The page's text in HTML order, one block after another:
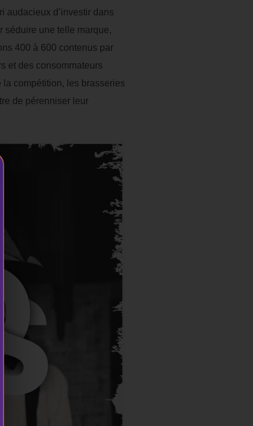
audacieux d’investir dans
séduire une telle marque,
400 à 600 contenus par
et des consommateurs
compétition, les brasseries
de pérenniser leur